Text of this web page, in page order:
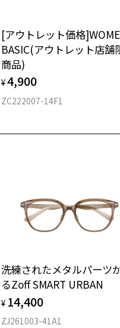
[アウトレット価格
BASIC(アウトレット店舗
商品)
¥4,900
ZC222007-14F1
洗練されたメタルパーツ
るZoff SMART URBAN
¥ 14,400
ZJ261003-41A1